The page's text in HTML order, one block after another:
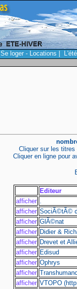
Se loger - Locations
Cliquer sur les titres
Cliquer en ligne pour
Editeur
afficher .
afficher SociÃ©tÃ©
afficher GlÃ©nat
afficher Didier &
afficher Drevet et
afficher Edisud
afficher Ophrys
afficher
afficher VTOPO